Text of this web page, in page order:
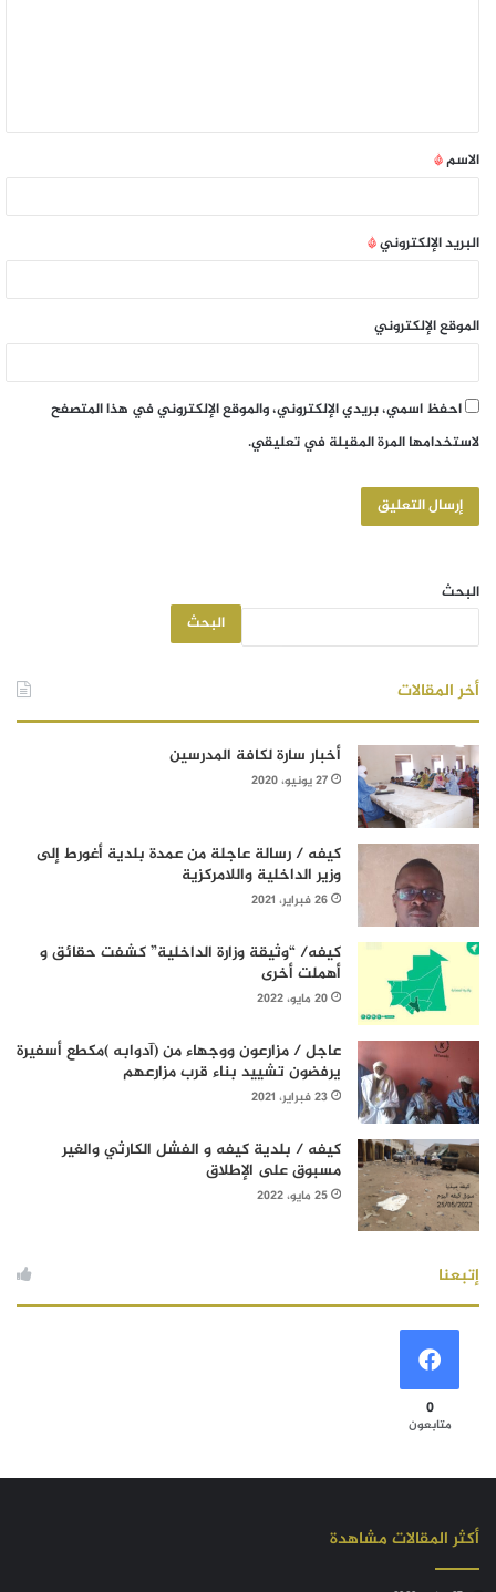
الاسم*
البريد الإلكتروني*
الموقع الإلكتروني
احفظ اسمي، بريدي الإلكتروني، والموقع الإلكتروني في هذا المتصفح
لاستخدامها المرة المقبلة في تعليقي.
البحث
البحث
أخر المقالات
أخبار سارة لكافة المدرسين
27 يونيو، 2020
كيفه / رسالة عاجلة من عمدة بلدية أغورط إلى
وزير الداخلية واللامركزية
26 فبراير، 2021
كيفه/ “وثيقة وزارة الداخلية” كشفت حقائق و
أهملت أخرى
20 مايو، 2022
عاجل / مزارعون ووجهاء من (آدوابه )مكطع أسفيرة
يرفضون تشييد بناء قرب مزارعهم
23 فبراير، 2021
كيفه / بلدية كيفه و الفشل الكارثي والغير
مسبوق على الإطلاق
25 مايو، 2022
إتبعنا
0
متابعون
أكثر المقالات مشاهدة